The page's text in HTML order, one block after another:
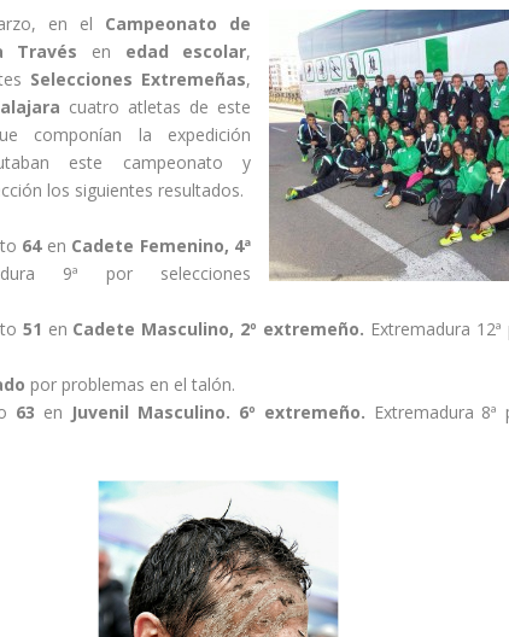
en el Campeonato de
Través en edad escolar,
Selecciones Extremeñas,
cuatro atletas de este
componían la expedición
este campeonato y
los siguientes resultados.
64 en Cadete Femenino, 4ª
9ª por selecciones
51 en Cadete Masculino, 2º extremeño. Extremadura
por problemas en el talón.
63 en Juvenil Masculino. 6º extremeño. Extremadura 8ª